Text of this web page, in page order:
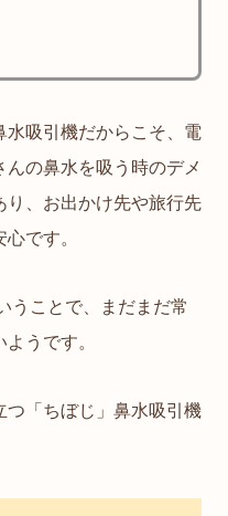
水吸引機だからこそ、電
の鼻水を吸う時のデメ
り、お出かけ先や旅行先
です。
うことで、まだまだ常
うです。
つ「ちぼじ」鼻水吸引機